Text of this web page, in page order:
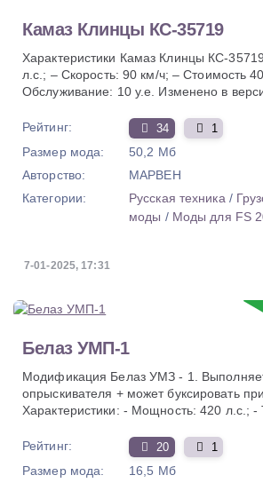
Камаз Клинцы КС-35719
Характеристики Камаз Клинцы КС-
л.с.; – Скорость: 90 км/ч; – Стоимость
Обслуживание: 10 у.е. Изменено в
Рейтинг: 34 1
Размер мода:
50,2 Мб
Авторство:
MAPBEH
Категории:
Русская техника/
моды / Моды для FS
7-01-2025, 17:31
Белаз УМП-1
Модификация Белаз УМЗ - 1.
опрыскивателя + может буксировать
Характеристики: - Мощность: 420 л.с.; -
Рейтинг: 20 1
Размер мода:
16,5 Мб